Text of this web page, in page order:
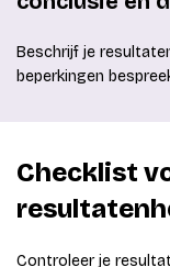
Beschrijf je
beperkingen
Checklist
Controleer je